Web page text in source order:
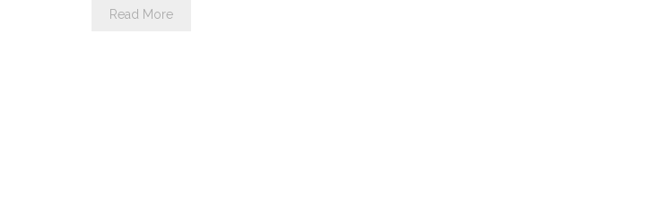
Read More